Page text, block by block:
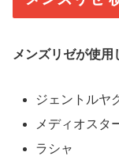
メンズリゼが使用
ジェントルヤ
メディオスタ
ラシャ